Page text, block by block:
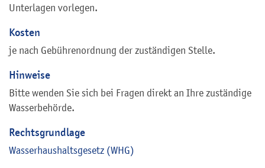
Unterlagen vorlegen.
Kosten
je nach Gebührenordnung der zuständigen Stelle.
Hinweise
Bitte wenden Sie sich bei Fragen direkt an Ihre zuständige
Wasserbehörde.
Rechtsgrundlage
Wasserhaushaltsgesetz (WHG)